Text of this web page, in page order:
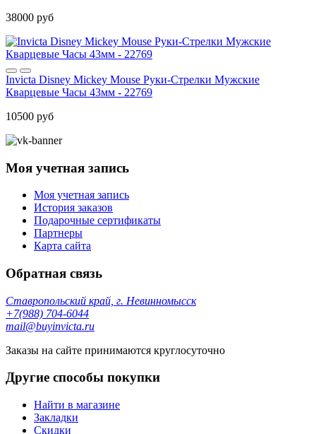
38000 руб
Invicta Disney Mickey Mouse Руки-Стрелки Мужские
Кварцевые Часы 43мм - 22769
10500 руб
Моя учетная запись
Моя учетная запись
История заказов
Подарочные сертификаты
Партнеры
Карта сайта
Обратная связь
Ставропольский край, г. Невинномысск
+7(988) 704-6044
mail@buyinvicta.ru
Заказы на сайте принимаются круглосуточно
Другие способы покупки
Найти в магазине
Закладки
Скидки